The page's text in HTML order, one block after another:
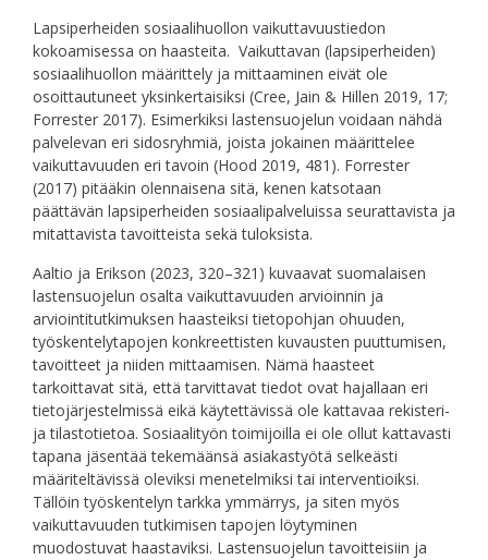
Lapsiperheiden sosiaalihuollon vaikuttavuustiedon
kokoamisessa on haasteita. Vaikuttavan (lapsiperheiden)
sosiaalihuollon määrittely ja mittaaminen eivät ole
osoittautuneet yksinkertaisiksi (Cree, Jain & Hillen 2019, 17;
Forrester 2017). Esimerkiksi lastensuojelun voidaan nähdä
palvelevan eri sidosryhmiä, joista jokainen määrittelee
vaikuttavuuden eri tavoin (Hood 2019, 481). Forrester
(2017) pitääkin olennaisena sitä, kenen katsotaan
päättävän lapsiperheiden sosiaalipalveluissa seurattavista ja
mitattavista tavoitteista sekä tuloksista.
Aaltio ja Erikson (2023, 320–321) kuvaavat suomalaisen
lastensuojelun osalta vaikuttavuuden arvioinnin ja
arviointitutkimuksen haasteiksi tietopohjan ohuuden,
työskentelytapojen konkreettisten kuvausten puuttumisen,
tavoitteet ja niiden mittaamisen. Nämä haasteet
tarkoittavat sitä, että tarvittavat tiedot ovat hajallaan eri
tietojärjestelmissä eikä käytettävissä ole kattavaa rekisteri-
ja tilastotietoa. Sosiaalityön toimijoilla ei ole ollut kattavasti
tapana jäsentää tekemäänsä asiakastyötä selkeästi
määriteltävissä oleviksi menetelmiksi tai interventioiksi.
Tällöin työskentelyn tarkka ymmärrys, ja siten myös
vaikuttavuuden tutkimisen tapojen löytyminen
muodostuvat haastaviksi. Lastensuojelun tavoitteisiin ja